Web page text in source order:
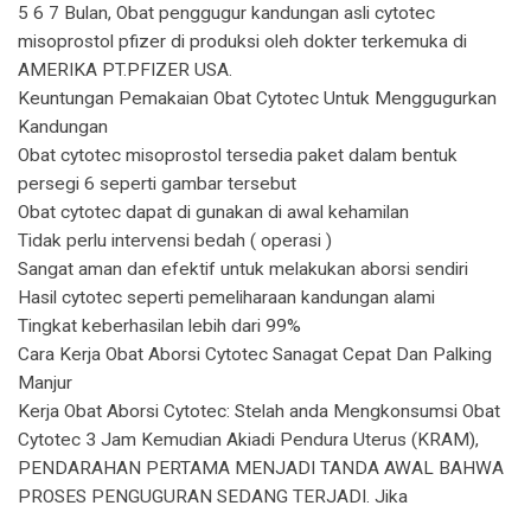
5 6 7 Bulan, Obat penggugur kandungan asli cytotec
misoprostol pfizer di produksi oleh dokter terkemuka di
AMERIKA PT.PFIZER USA.
Keuntungan Pemakaian Obat Cytotec Untuk Menggugurkan
Kandungan
Obat cytotec misoprostol tersedia paket dalam bentuk
persegi 6 seperti gambar tersebut
Obat cytotec dapat di gunakan di awal kehamilan
Tidak perlu intervensi bedah ( operasi )
Sangat aman dan efektif untuk melakukan aborsi sendiri
Hasil cytotec seperti pemeliharaan kandungan alami
Tingkat keberhasilan lebih dari 99%
Cara Kerja Obat Aborsi Cytotec Sanagat Cepat Dan Palking
Manjur
Kerja Obat Aborsi Cytotec: Stelah anda Mengkonsumsi Obat
Cytotec 3 Jam Kemudian Akiadi Pendura Uterus (KRAM),
PENDARAHAN PERTAMA MENJADI TANDA AWAL BAHWA
PROSES PENGUGURAN SEDANG TERJADI. Jika